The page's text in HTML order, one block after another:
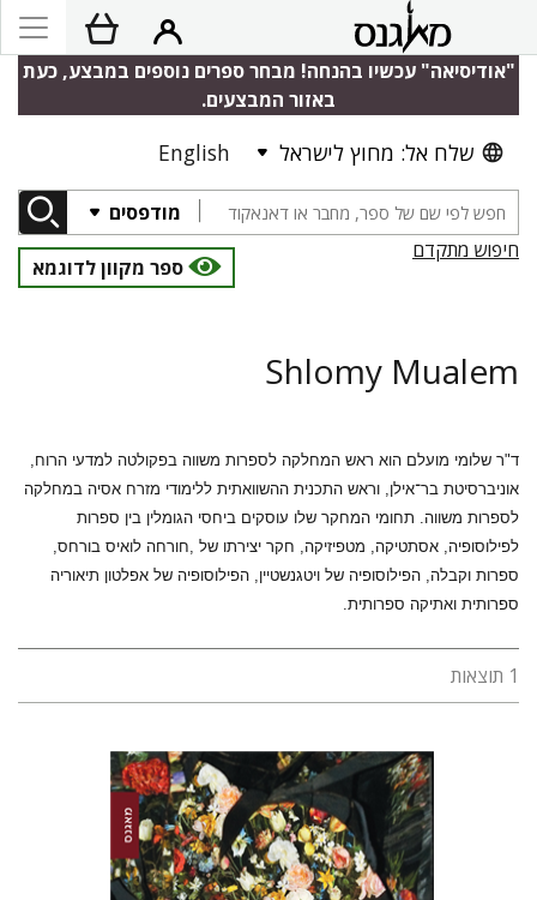
"אודיסיאה" עכשיו בהנחה! מבחר ספרים נוספים במבצע, כעת
באזור המבצעים.
שלח אל: מחוץ לישראל English
מודפסים
חיפוש מתקדם
ספר מקוון לדוגמא
Shlomy Mualem
ד"ר שלומי מועלם הוא ראש המחלקה לספרות משווה בפקולטה למדעי הרוח,
אוניברסיטת בר־אילן, וראש התכנית ההשוואתית ללימודי מזרח אסיה במחלקה
לספרות משווה. תחומי המחקר שלו עוסקים ביחסי הגומלין בין ספרות
לפילוסופיה, אסתטיקה, מטפיזיקה, חקר יצירתו של ,חורחה לואיס בורחס,
ספרות וקבלה, הפילוסופיה של ויטגנשטיין, הפילוסופיה של אפלטון תיאוריה
ספרותית ואתיקה ספרותית.
1 תוצאות
שלומי מועלם אבי אלקיים